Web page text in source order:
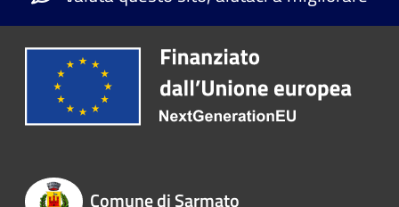
Comune di Sarmato